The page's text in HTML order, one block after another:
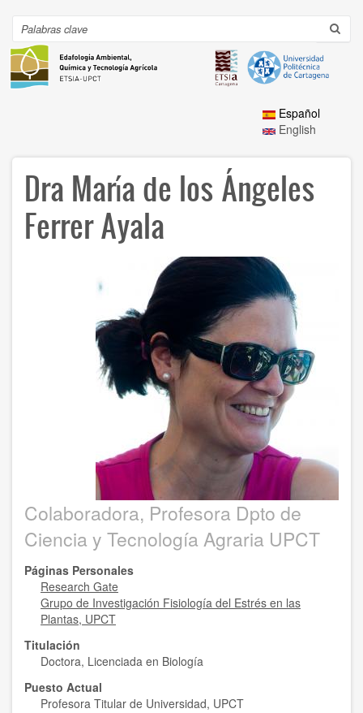
contenido
principal
Search
Español
English
Dra María de los Ángeles
Ferrer Ayala
Colaboradora, Profesora Dpto de
Ciencia y Tecnología Agraria UPCT
Páginas Personales
Research Gate
Grupo de Investigación Fisiología del Estrés en las
Plantas, UPCT
Titulación
Doctora, Licenciada en Biología
Puesto Actual
Profesora Titular de Universidad, UPCT